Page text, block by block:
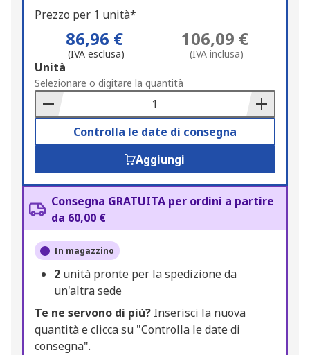
Prezzo per 1 unità*
86,96 €
(IVA esclusa)
106,09 €
(IVA inclusa)
Add
to
Basket
Unità
Selezionare o digitare la quantità
Controlla le date di consegna
Aggiungi
Consegna GRATUITA per ordini a partire
da 60,00 €
In magazzino
2 unità pronte per la spedizione da
un'altra sede
Te ne servono di più? Inserisci la nuova
quantità e clicca su "Controlla le date di
consegna".